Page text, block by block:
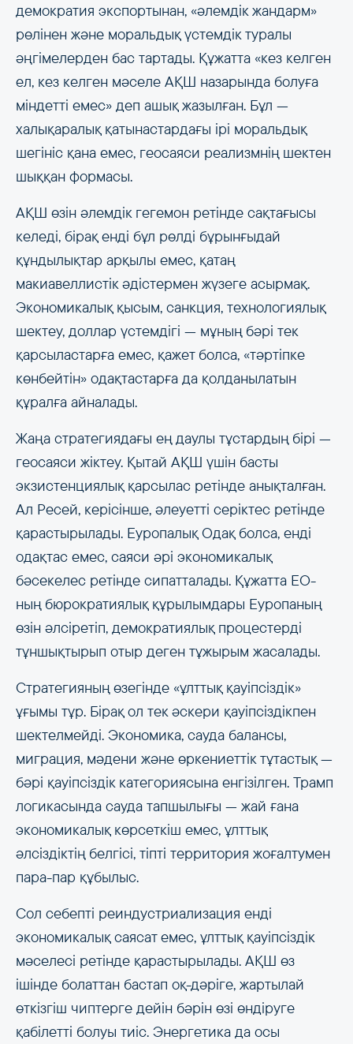
демократия экспортынан, «әлемдік жандарм»
рөлінен және моральдық үстемдік туралы
әңгімелерден бас тартады. Құжатта «кез келген
ел, кез келген мәселе АҚШ назарында болуға
міндетті емес» деп ашық жазылған. Бұл —
халықаралық қатынастардағы ірі моральдық
шегініс қана емес, геосаяси реализмнің шектен
шыққан формасы.
АҚШ өзін әлемдік гегемон ретінде сақтағысы
келеді, бірақ енді бұл рөлді бұрынғыдай
құндылықтар арқылы емес, қатаң
макиавеллистік әдістермен жүзеге асырмақ.
Экономикалық қысым, санкция, технологиялық
шектеу, доллар үстемдігі — мұның бәрі тек
қарсыластарға емес, қажет болса, «тәртіпке
көнбейтін» одақтастарға да қолданылатын
құралға айналады.
Жаңа стратегиядағы ең даулы тұстардың бірі —
геосаяси жіктеу. Қытай АҚШ үшін басты
экзистенциялық қарсылас ретінде анықталған.
Ал Ресей, керісінше, әлеуетті серіктес ретінде
қарастырылады. Еуропалық Одақ болса, енді
одақтас емес, саяси әрі экономикалық
бәсекелес ретінде сипатталады. Құжатта ЕО-
ның бюрократиялық құрылымдары Еуропаның
өзін әлсіретіп, демократиялық процестерді
тұншықтырып отыр деген тұжырым жасалады.
Стратегияның өзегінде «ұлттық қауіпсіздік»
ұғымы тұр. Бірақ ол тек әскери қауіпсіздікпен
шектелмейді. Экономика, сауда балансы,
миграция, мәдени және өркениеттік тұтастық —
бәрі қауіпсіздік категориясына енгізілген. Трамп
логикасында сауда тапшылығы — жай ғана
экономикалық көрсеткіш емес, ұлттық
әлсіздіктің белгісі, тіпті территория жоғалтумен
пара-пар құбылыс.
Сол себепті реиндустриализация енді
экономикалық саясат емес, ұлттық қауіпсіздік
мәселесі ретінде қарастырылады. АҚШ өз
ішінде болаттан бастап оқ-дәріге, жартылай
өткізгіш чиптерге дейін бәрін өзі өндіруге
қабілетті болуы тиіс. Энергетика да осы